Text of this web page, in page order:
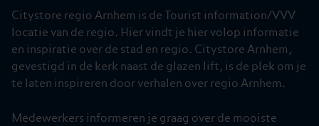
Citystore regio Arnhem is de Tourist information/VVV
locatie van de regio. Hier vindt je hier volop informatie
en inspiratie over de stad en regio. Citystore Arnhem,
gevestigd in de kerk naast de glazen lift, is de plek om je
te laten inspireren door verhalen over regio Arnhem.
Medewerkers informeren je graag over de mooiste